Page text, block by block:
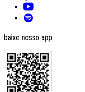
baixe nosso app